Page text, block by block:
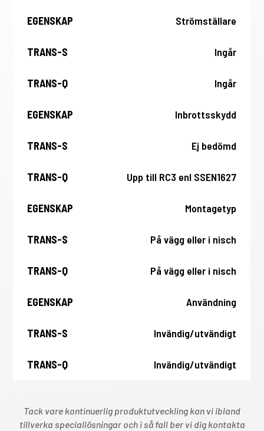
Strömställare
Ingår
Ingår
Inbrottsskydd
Ej bedömd
Upp till RC3 enl SSEN1627
Montagetyp
På vägg eller i nisch
På vägg eller i nisch
Användning
Invändig/utvändigt
Invändig/utvändigt
Tack vare kontinuerlig produktutveckling kan vi ibland
tillverka speciallösningar och i så fall ber vi dig kontakta